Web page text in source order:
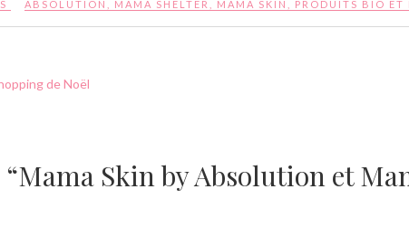
ABSOLUTION MAMA SHELTER MAMA SKIN PRODUITS BIO ET
de Noël
Skin by Absolution et